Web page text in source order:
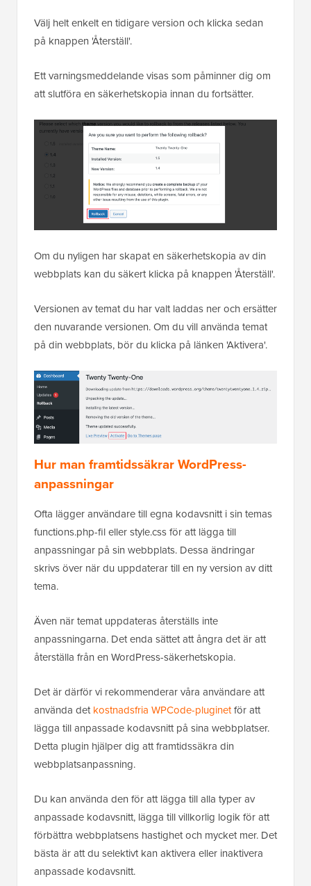
Välj helt enkelt en tidigare version och klicka sedan
på knappen 'Återställ'.
Ett varningsmeddelande visas som påminner dig om
att slutföra en säkerhetskopia innan du fortsätter.
Om du nyligen har skapat en säkerhetskopia av din
webbplats kan du säkert klicka på knappen 'Återställ'.
Versionen av temat du har valt laddas ner och ersätter
den nuvarande versionen. Om du vill använda temat
på din webbplats, bör du klicka på länken 'Aktivera'.
Hur man framtidssäkrar WordPress-
anpassningar
Ofta lägger användare till egna kodavsnitt i sin temas
functions.php-fil eller style.css för att lägga till
anpassningar på sin webbplats. Dessa ändringar
skrivs över när du uppdaterar till en ny version av ditt
tema.
Även när temat uppdateras återställs inte
anpassningarna. Det enda sättet att ångra det är att
återställa från en WordPress-säkerhetskopia.
Det är därför vi rekommenderar våra användare att
använda detkostnadsfria WPCode-pluginetför att
lägga till anpassade kodavsnitt på sina webbplatser.
Detta plugin hjälper dig att framtidssäkra din
webbplatsanpassning.
Du kan använda den för att lägga till alla typer av
anpassade kodavsnitt, lägga till villkorlig logik för att
förbättra webbplatsens hastighet och mycket mer. Det
bästa är att du selektivt kan aktivera eller inaktivera
anpassade kodavsnitt.